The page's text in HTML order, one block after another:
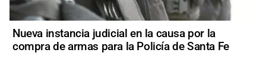
Nueva instancia judicial en la causa por la
compra de armas para la Policía de Santa Fe